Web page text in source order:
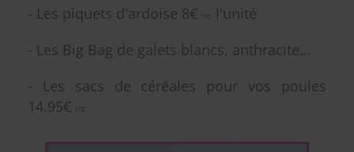
- Les piquets d'ardoise 8€
l'unité
- Les Big Bag de galets blancs, anthracite...
- Les sacs de céréales pour vos poules
14.95€